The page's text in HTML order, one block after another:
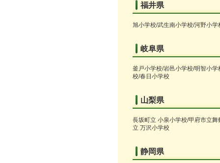
福井県
旭小学校/武生南小学校/河野小学
岐阜県
釜戸小学校/岩邑小学校/明智小
校/春日小学校
山梨県
長坂町立 小泉小学校/甲府市立
立 万沢小学校
静岡県